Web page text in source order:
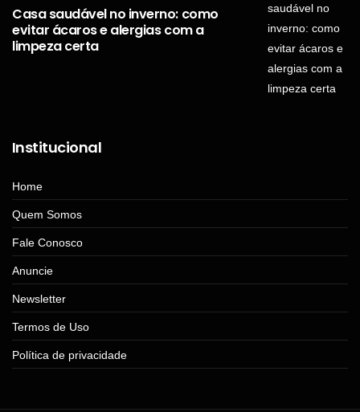
Casa saudável no inverno: como
evitar ácaros e alergias com a
limpeza certa
Institucional
Home
Quem Somos
Fale Conosco
Anuncie
Newsletter
Termos de Uso
Política de privacidade